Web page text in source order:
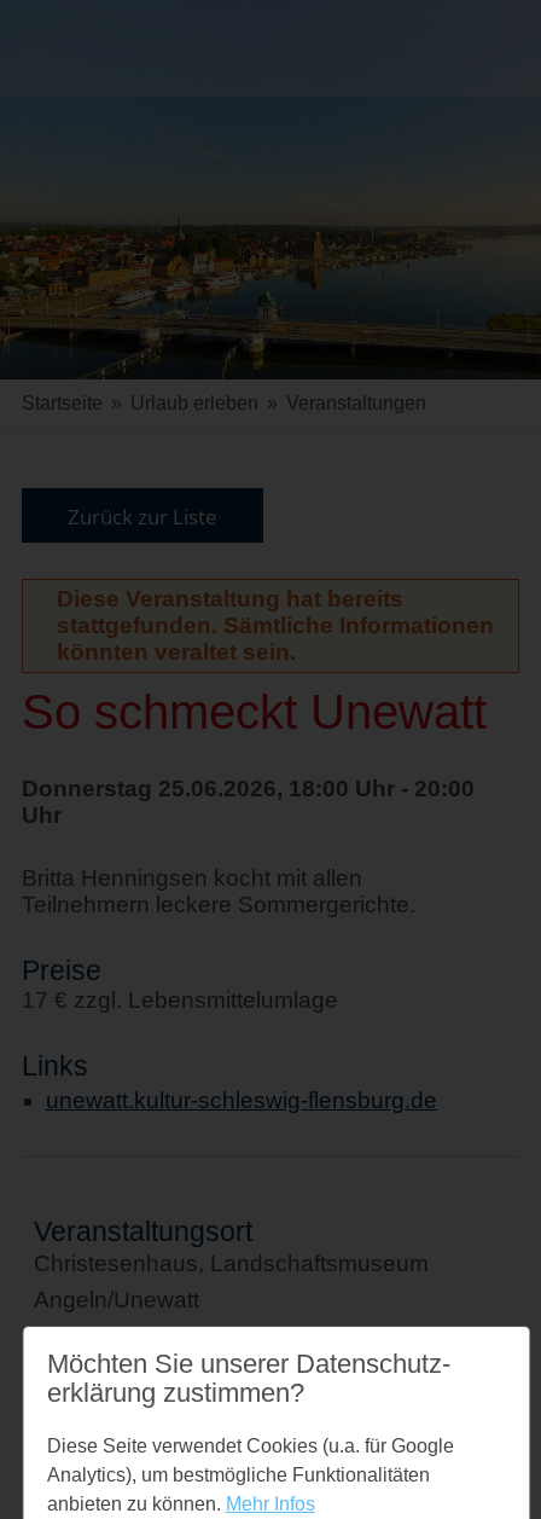
Startseite » Urlaub erleben » Veranstaltungen
Zurück zur Liste
Diese Veranstaltung hat bereits
stattgefunden. Sämtliche Informationen
könnten veraltet sein.
So schmeckt Unewatt
Donnerstag 25.06.2026, 18:00 Uhr - 20:00
Uhr
Britta Henningsen kocht mit allen
Teilnehmern leckere Sommergerichte.
Preise
17 € zzgl. Lebensmittelumlage
Links
unewatt.kultur-schleswig-flensburg.de
Veranstaltungsort
Christesenhaus, Landschaftsmuseum
Angeln/Unewatt
Unewatter Straße 1a
24977 Langballig
↪ Google Maps öffnen
Kontakt
veranstaltungen@museum-unewatt.de
Möchten Sie unserer Datenschutz­
erklärung zustimmen?
Diese Seite verwendet Cookies (u.a. für Google
Analytics), um bestmögliche Funktionalitäten
anbieten zu können. Mehr Infos